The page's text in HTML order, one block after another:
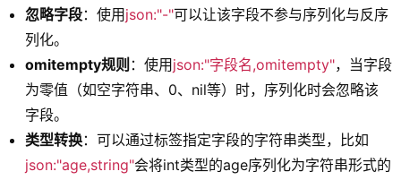
忽略字段：使用 json:"-"可以让该字段不参与序列化与反序
列化。
omitempty规则 ：使用 json:"字段名,omitempty"，当字段
为零值（如空字符串、0、nil等）时，序列化时会忽略该
字段。
类型转换：可以通过标签指定字段的字符串类型，比如
json:"age,string"会将int类型的age序列化为字符串形式的